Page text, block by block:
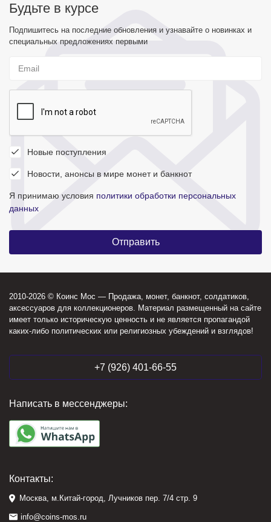
Будьте в курсе
Подпишитесь на последние обновления и узнавайте о новинках и
специальных предложениях первыми
Новые поступления
Новости, анонсы в мире монет и банкнот
Я принимаю условия политики обработки персональных
данных
2010-2026 © Коинс Мос — Продажа, монет, банкнот, солдатиков,
аксессуаров для коллекционеров. Материал размещенный на сайте
имеет только историческую ценность и не является пропагандой
каких-либо политических или религиозных убеждений и взглядов!
+7 (926) 401-66-55
Написать в мессенджеры:
Контакты:
Москва, м.Китай-город, Лучников пер. 7/4 стр. 9
info@coins-mos.ru